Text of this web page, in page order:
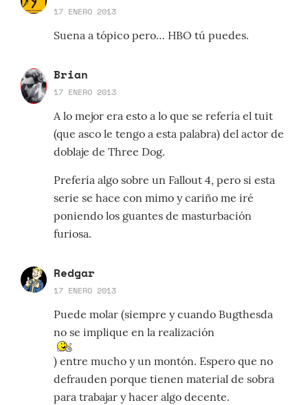
17 ENERO 2013
Suena a tópico pero… HBO tú puedes.
Brian
17 ENERO 2013
A lo mejor era esto a lo que se refería el tuit
(que asco le tengo a esta palabra) del actor de
doblaje de Three Dog.
Prefería algo sobre un Fallout 4, pero si esta
serie se hace con mimo y cariño me iré
poniendo los guantes de masturbación
furiosa.
Redgar
17 ENERO 2013
Puede molar (siempre y cuando Bugthesda
no se implique en la realización
) entre mucho y un montón. Espero que no
defrauden porque tienen material de sobra
para trabajar y hacer algo decente.